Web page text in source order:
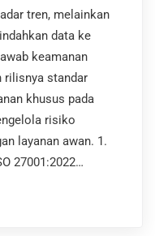
tren, melainkan
data ke
keamanan
rilisnya standar
khusus pada
risiko
layanan awan. 1.
27001:2022…